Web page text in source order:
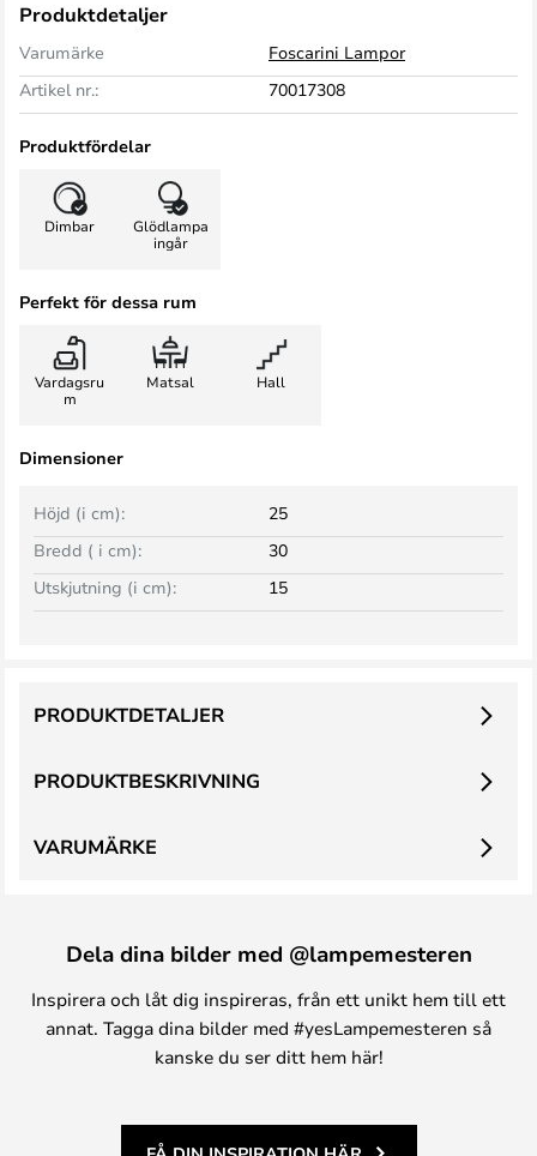
Produktdetaljer
Varumärke
Foscarini Lampor
Artikel nr.:
70017308
Produktfördelar
Dimbar
Glödlampa
ingår
Perfekt för dessa rum
Vardagsru
m
Matsal Hall
Dimensioner
Bredd ( i cm): 30
Höjd (i cm): 25
Utskjutning (i cm): 15
PRODUKTBESKRIVNING
PRODUKTDETALJER
VARUMÄRKE
Dela dina bilder med @lampemesteren
Inspirera och låt dig inspireras, från ett unikt hem till ett
annat. Tagga dina bilder med #yesLampemesteren så
kanske du ser ditt hem här!